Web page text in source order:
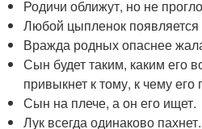
Родичи оближут, но не
Любой цыпленок появляется
Вражда родных опаснее
Сын будет таким, каким его
привыкнет к тому, к чему его
Сын на плече, а он его ищет.
Лук всегда одинаково пахнет.